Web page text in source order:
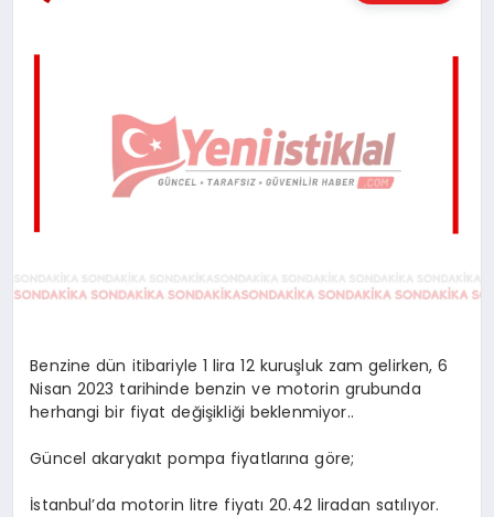
TEKNOLOJI
Benzine dün itibariyle 1 lira 12 kuruşluk zam gelirken, 6
Nisan 2023 tarihinde benzin ve motorin grubunda
herhangi bir fiyat değişikliği beklenmiyor..
Güncel akaryakıt pompa fiyatlarına göre;
İstanbul’da motorin litre fiyatı 20.42 liradan satılıyor.